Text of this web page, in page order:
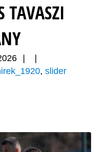
TAVASZI
, slider